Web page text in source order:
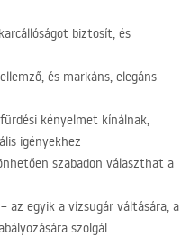
biztosít, és
és markáns, elegáns
kényelmet kínálnak,
igényekhez
szabadon választhat a
az egyik a vízsugár váltására, a
szolgál